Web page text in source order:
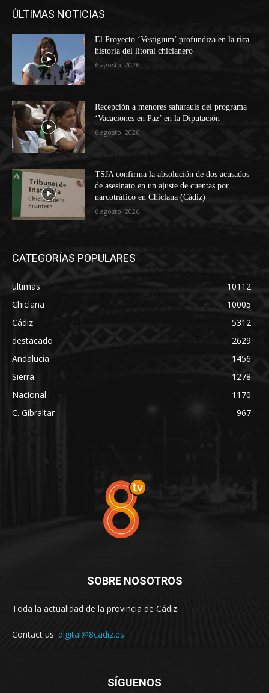
ÚLTIMAS NOTICIAS
El Proyecto ‘Vestigium’ profundiza en la rica
historia del litoral chiclanero
6 agosto, 2026
Recepción a menores saharauis del programa
‘Vacaciones en Paz’ en la Diputación
6 agosto, 2026
TSJA confirma la absolución de dos acusados
de asesinato en un ajuste de cuentas por
narcotráfico en Chiclana (Cádiz)
6 agosto, 2026
CATEGORÍAS POPULARES
ultimas
10112
Chiclana
10005
Cádiz
5312
destacado
2629
Andalucía
1456
Sierra
1278
Nacional
1170
C. Gibraltar
967
SOBRE NOSOTROS
Toda la actualidad de la provincia de Cádiz
Contact us: digital@8cadiz.es
SÍGUENOS